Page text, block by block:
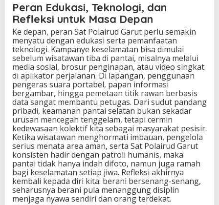
Peran Edukasi, Teknologi, dan
Refleksi untuk Masa Depan
Ke depan, peran Sat Polairud Garut perlu semakin
menyatu dengan edukasi serta pemanfaatan
teknologi. Kampanye keselamatan bisa dimulai
sebelum wisatawan tiba di pantai, misalnya melalui
media sosial, brosur penginapan, atau video singkat
di aplikator perjalanan. Di lapangan, penggunaan
pengeras suara portabel, papan informasi
bergambar, hingga pemetaan titik rawan berbasis
data sangat membantu petugas. Dari sudut pandang
pribadi, keamanan pantai selatan bukan sekadar
urusan mencegah tenggelam, tetapi cermin
kedewasaan kolektif kita sebagai masyarakat pesisir.
Ketika wisatawan menghormati imbauan, pengelola
serius menata area aman, serta Sat Polairud Garut
konsisten hadir dengan patroli humanis, maka
pantai tidak hanya indah difoto, namun juga ramah
bagi keselamatan setiap jiwa. Refleksi akhirnya
kembali kepada diri kita: berani bersenang-senang,
seharusnya berani pula menanggung disiplin
menjaga nyawa sendiri dan orang terdekat.